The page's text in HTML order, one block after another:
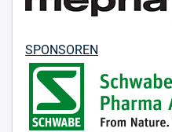
SPONSOREN